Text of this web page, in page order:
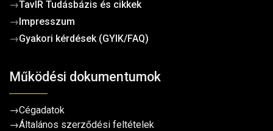
→TavIR Tudásbázis és cikkek
→Impresszum
→Gyakori kérdések (GYIK/FAQ)
Működési dokumentumok
→Cégadatok
→Általános szerződési feltételek